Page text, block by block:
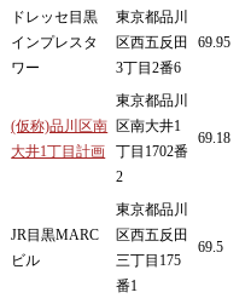
ドレッセ目黒
インプレスタ
ワー
東京都品川
区西五反田
3丁目2番6
69.95
(仮称)品川区南
大井1丁目計画
東京都品川
区南大井1
丁目1702番
2
69.18
JR目黒MARC
ビル
東京都品川
区西五反田
三丁目175
番1
69.5